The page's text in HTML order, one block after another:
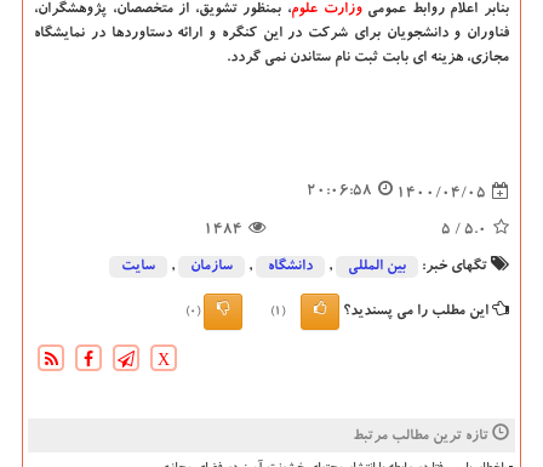
بنابر اعلام روابط عمومیوزارت علوم، بمنظور تشویق، از متخصصان، پژوهشگران،
فناوران و دانشجویان برای شرکت در این کنگره و ارائه دستاوردها در نمایشگاه
مجازی، هزینه ای بابت ثبت نام ستاندن نمی گردد.
1400/04/05
20:06:58
5.0
/ 5
1484
تگهای خبر: بین المللی , دانشگاه‌ , سازمان , سایت
این مطلب را می پسندید؟ (1)
(0)
X
تازه ترین مطالب مرتبط